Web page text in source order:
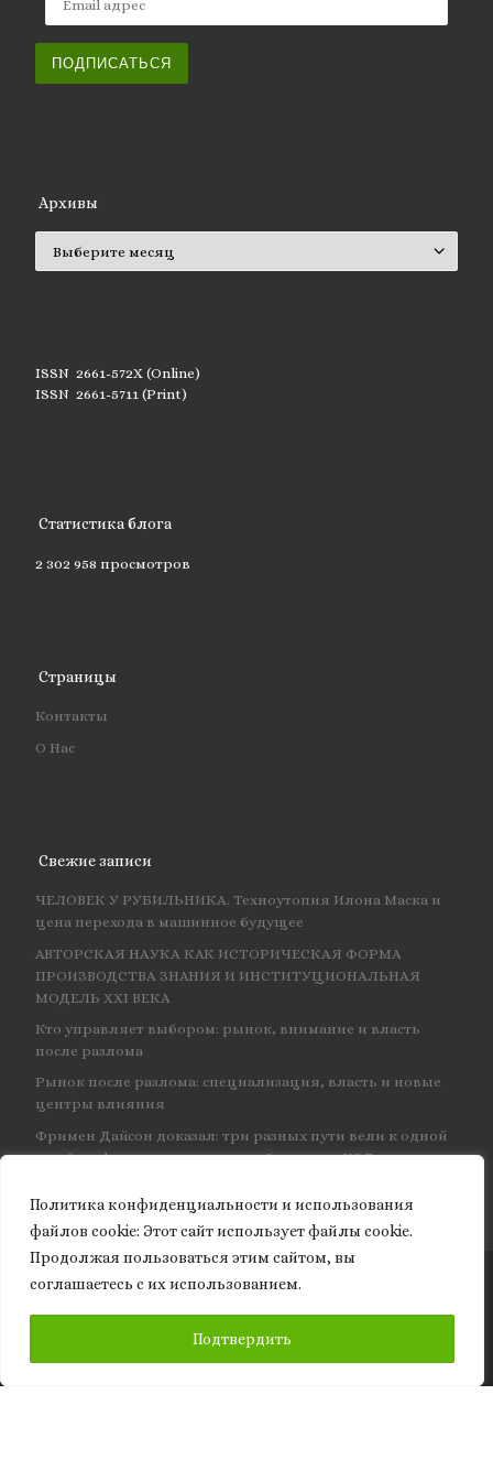
Политика конфиденциальности и использования
файлов сookie: Этот сайт использует файлы cookie.
Продолжая пользоваться этим сайтом, вы
соглашаетесь с их использованием.
Подтвердить
ПОДПИСАТЬСЯ
Архивы
ISSN 2661-572X (Online)
ISSN 2661-5711 (Print)
Статистика блога
2 302 958 просмотров
Страницы
Контакты
О Нас
Свежие записи
ЧЕЛОВЕК У РУБИЛЬНИКА. Техноутопия Илона Маска и
цена перехода в машинное будущее
АВТОРСКАЯ НАУКА КАК ИСТОРИЧЕСКАЯ ФОРМА
ПРОИЗВОДСТВА ЗНАНИЯ И ИНСТИТУЦИОНАЛЬНАЯ
МОДЕЛЬ XXI ВЕКА
Кто управляет выбором: рынок, внимание и власть
после разлома
Рынок после разлома: специализация, власть и новые
центры влияния
Фримен Дайсон доказал: три разных пути вели к одной
и той же физике — и навсегда объединил КЭД
© 2026Granite of science– Все права защищены